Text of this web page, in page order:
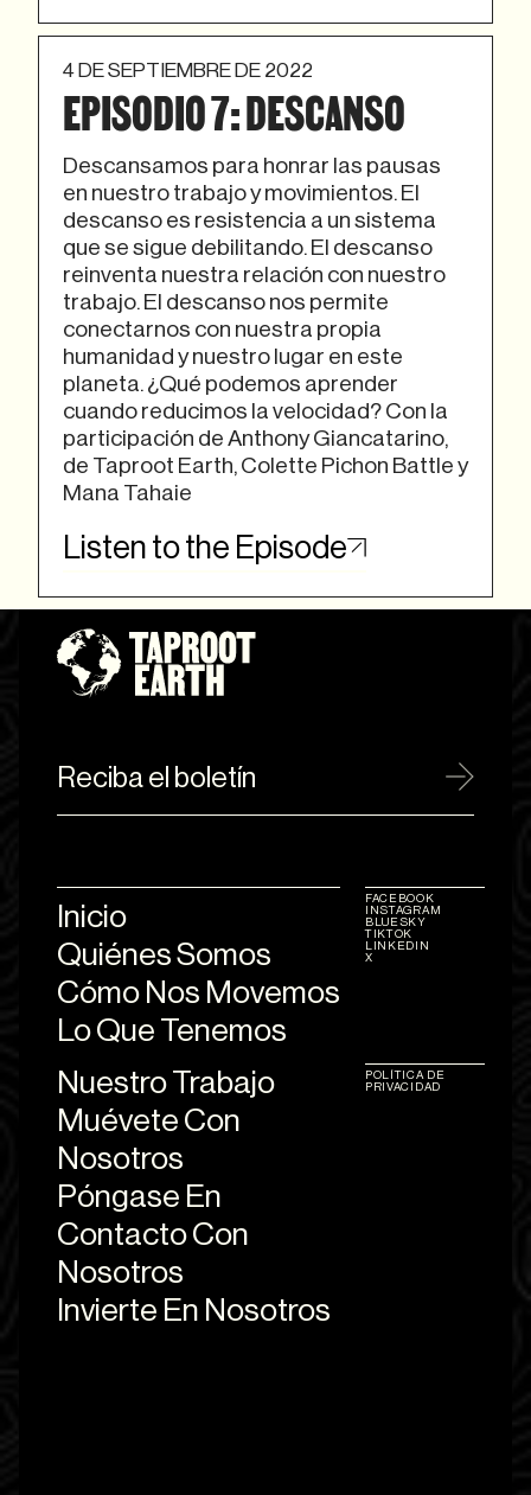
4 DE SEPTIEMBRE DE 2022
EPISODIO 7: DESCANSO
Descansamos para honrar las pausas
en nuestro trabajo y movimientos. El
descanso es resistencia a un sistema
que se sigue debilitando. El descanso
reinventa nuestra relación con nuestro
trabajo. El descanso nos permite
conectarnos con nuestra propia
humanidad y nuestro lugar en este
planeta. ¿Qué podemos aprender
cuando reducimos la velocidad? Con la
participación de Anthony Giancatarino,
de Taproot Earth, Colette Pichon Battle y
Mana Tahaie
Listen to the Episode
Nuestro Trabajo
Muévete Con
Nosotros
Póngase En
Contacto Con
Nosotros
Invierte En Nosotros
Inicio
Quiénes Somos
Cómo Nos Movemos
Lo Que Tenemos
FACEBOOK
INSTAGRAM
BLUESKY
TIKTOK
LINKEDIN
X
POLÍTICA DE
PRIVACIDAD
Reciba el boletín